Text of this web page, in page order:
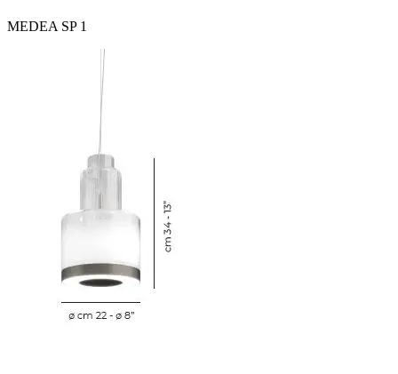
MEDEA SP 1